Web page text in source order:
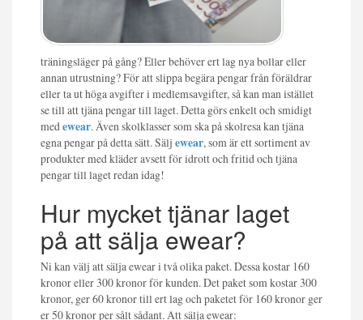
träningsläger på gång? Eller behöver ert lag nya bollar eller
annan utrustning? För att slippa begära pengar från föräldrar
eller ta ut höga avgifter i medlemsavgifter, så kan man istället
se till att tjäna pengar till laget. Detta görs enkelt och smidigt
medewear. Även skolklasser som ska på skolresa kan tjäna
egna pengar på detta sätt. Sälj ewear, som är ett sortiment av
produkter med kläder avsett för idrott och fritid och tjäna
pengar till laget redan idag!
Hur mycket tjänar laget
på att sälja ewear?
Ni kan välj att sälja ewear i två olika paket. Dessa kostar 160
kronor eller 300 kronor för kunden. Det paket som kostar 300
kronor, ger 60 kronor till ert lag och paketet för 160 kronor ger
er 50 kronor per sålt sådant. Att sälja ewear: